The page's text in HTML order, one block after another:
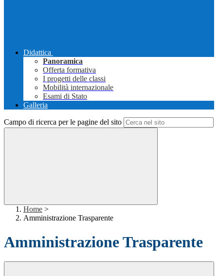
Didattica
Panoramica
Offerta formativa
I progetti delle classi
Mobilità internazionale
Esami di Stato
Galleria
Campo di ricerca per le pagine del sito
Home >
Amministrazione Trasparente
Amministrazione Trasparente